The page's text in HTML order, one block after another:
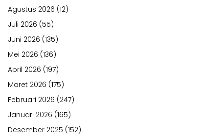
Agustus 2026 (12)
Juli 2026 (55)
Juni 2026 (135)
Mei 2026 (136)
April 2026 (197)
Maret 2026 (175)
Februari 2026 (247)
Januari 2026 (165)
Desember 2025 (152)